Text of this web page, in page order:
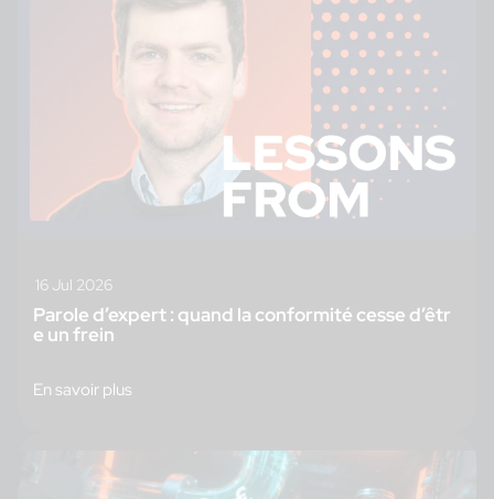
16 Jul 2026
Parole d’expert : quand la conformité cesse d’êtr
e un frein
En savoir plus